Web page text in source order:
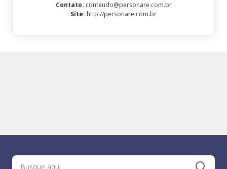
Contato: conteudo@personare.com.br
Site: http://personare.com.br